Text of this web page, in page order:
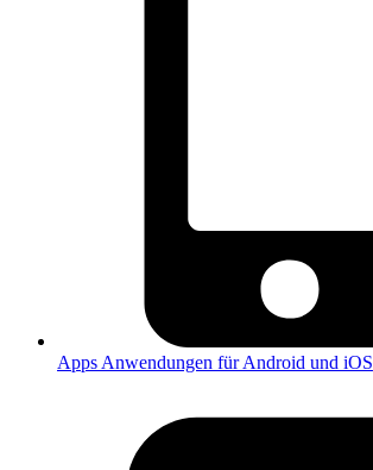
Apps Anwendungen für Android und iOS